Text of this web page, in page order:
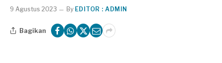
9 Agustus 2023 By EDITOR : ADMIN
Bagikan